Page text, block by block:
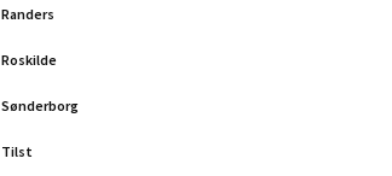
Randers
Roskilde
Sønderborg
Tilst